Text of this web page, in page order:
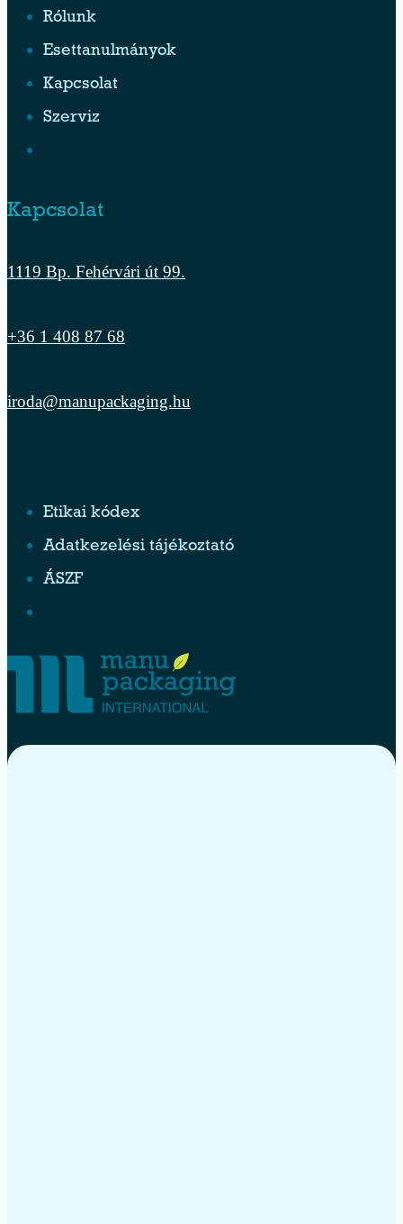
Rólunk
Esettanulmányok
Kapcsolat
Szerviz
Kapcsolat
1119 Bp. Fehérvári út 99.
+36 1 408 87 68
iroda@manupackaging.hu
Etikai kódex
Adatkezelési tájékoztató
ÁSZF